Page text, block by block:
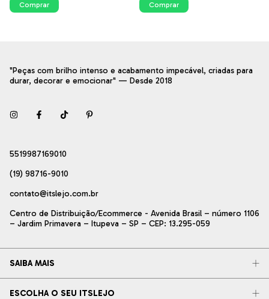
Comprar Comprar
"Peças com brilho intenso e acabamento impecável, criadas para
durar, decorar e emocionar" — Desde 2018
5519987169010
(19) 98716-9010
contato@itslejo.com.br
Centro de Distribuição/Ecommerce - Avenida Brasil – número 1106
– Jardim Primavera – Itupeva – SP – CEP: 13.295-059
SAIBA MAIS
ESCOLHA O SEU ITSLEJO